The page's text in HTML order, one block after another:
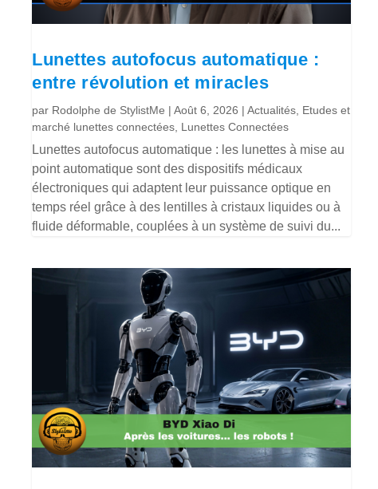
Lunettes autofocus automatique :
entre révolution et miracles
par Rodolphe de StylistMe |Août 6, 2026 |Actualités Etudes et
marché lunettes connectées Lunettes Connectées
Lunettes autofocus automatique : les lunettes à mise au
point automatique sont des dispositifs médicaux
électroniques qui adaptent leur puissance optique en
temps réel grâce à des lentilles à cristaux liquides ou à
fluide déformable, couplées à un système de suivi du...